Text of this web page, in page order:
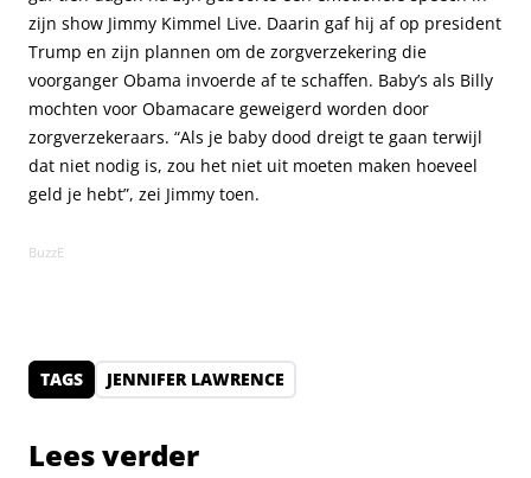
zijn show Jimmy Kimmel Live. Daarin gaf hij af op president
Trump en zijn plannen om de zorgverzekering die
voorganger Obama invoerde af te schaffen. Baby’s als Billy
mochten voor Obamacare geweigerd worden door
zorgverzekeraars. “Als je baby dood dreigt te gaan terwijl
dat niet nodig is, zou het niet uit moeten maken hoeveel
geld je hebt”, zei Jimmy toen.
BuzzE
TAGS JENNIFER LAWRENCE
Lees verder